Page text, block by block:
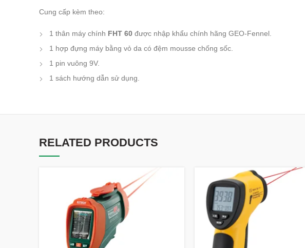
Cung cấp kèm theo:
1 thân máy chính FHT 60 được nhập khẩu chính hãng GEO-Fennel.
1 hợp đựng máy bằng vỏ da có đệm mousse chống sốc.
1 pin vuông 9V.
1 sách hướng dẫn sử dụng.
RELATED PRODUCTS